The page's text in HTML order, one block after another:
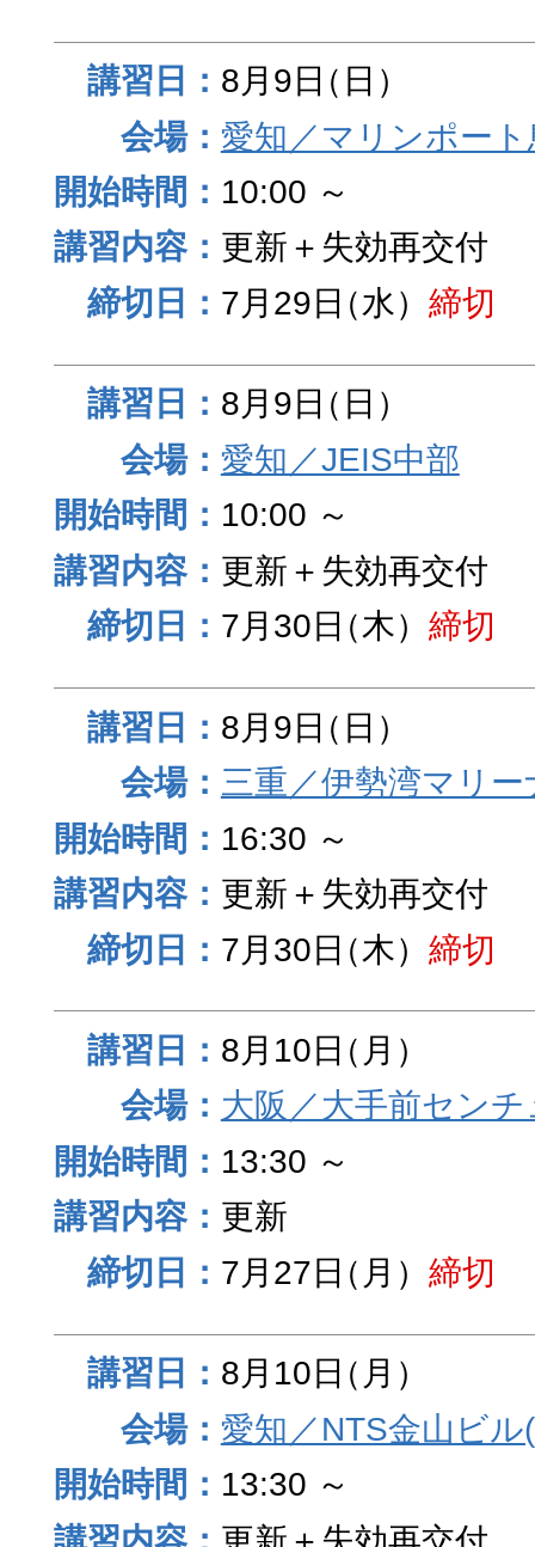
8月9日（日）
愛知／マリンポート
10:00 ～
更新＋失効再交付
7月29日（水） 締切
8月9日（日）
愛知／JEIS中部
10:00 ～
更新＋失効再交付
7月30日（木） 締切
8月9日（日）
三重／伊勢湾マリー
16:30 ～
更新＋失効再交付
7月30日（木） 締切
8月10日（月）
大阪／大手前セン
13:30 ～
更新
7月27日（月） 締切
8月10日（月）
愛知／NTS金山ビ
13:30 ～